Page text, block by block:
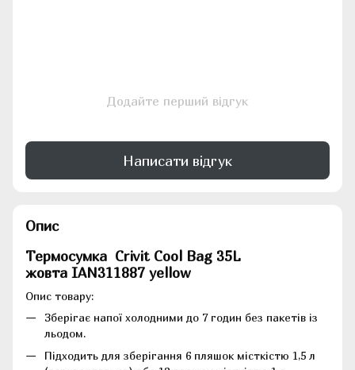
Додайте перший відгук
Написати відгук
Опис
Термосумка Crivit Cool Bag 35L
жовта IAN311887 yellow
Опис товару:
Зберігає напої холодними до 7 годин без пакетів із
льодом.
Підходить для зберігання 6 пляшок місткістю 1,5 л